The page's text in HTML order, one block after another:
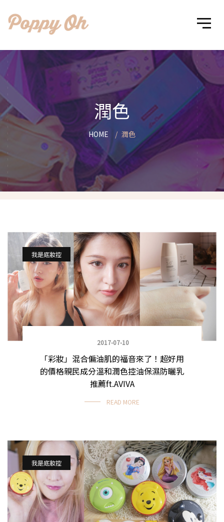
潤色
HOME 潤色
我是底妝控
2017-07-10
「彩妝」混合偏油肌的福音來了！超好用
的價格親民成分溫和潤色控油保濕防曬乳
推薦ft.AVIVA
READ MORE
我是底妝控